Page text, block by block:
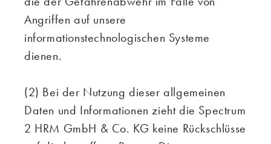
Angriffen auf unsere
informationstechnologischen Systeme
dienen.
(2) Bei der Nutzung dieser allgemeinen
Daten und Informationen zieht die Spectrum
2 HRM GmbH & Co. KG keine Rückschlüsse